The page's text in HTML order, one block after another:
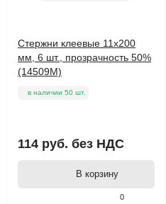
0
Стержни клеевые 11x200
мм, 6 шт., прозрачность 50%
(14509М)
в наличии 50 шт.
114 руб. без НДС
В корзину